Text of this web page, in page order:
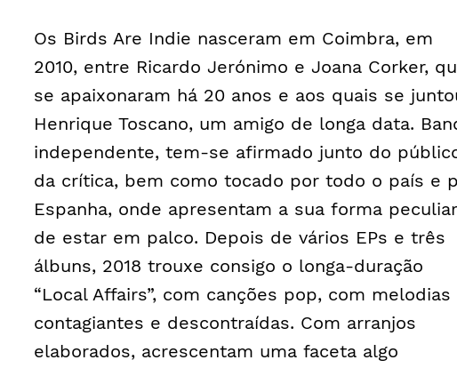
Os Birds Are Indie nasceram em Coimbra, em
2010, entre Ricardo Jerónimo e Joana Corker,
se apaixonaram há 20 anos e aos quais se
Henrique Toscano, um amigo de longa data.
independente, tem-se afirmado junto do
da crítica, bem como tocado por todo o país e
Espanha, onde apresentam a sua forma peculiar
de estar em palco. Depois de vários EPs e três
álbuns, 2018 trouxe consigo o longa-duração
“Local Affairs”, com canções pop, com melodias
contagiantes e descontraídas. Com arranjos
elaborados, acrescentam uma faceta algo